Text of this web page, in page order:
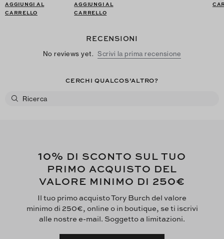
AGGIUNGI AL
CARRELLO
AGGIUNGI AL
CARRELLO
RECENSIONI
No reviews yet. Scrivi la prima recensione
CERCHI QUALCOS’ALTRO?
10% DI SCONTO SUL TUO
PRIMO ACQUISTO DEL
VALORE MINIMO DI 250€
Il tuo primo acquisto Tory Burch del valore
minimo di 250€, online o in boutique, se ti iscrivi
alle nostre e-mail. Soggetto a limitazioni.